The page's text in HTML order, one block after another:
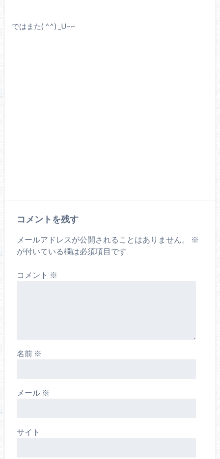
ではまた( ^^) _U~~
コメントを残す
メールアドレスが公開されることはありません。
※
が付いている欄は必須項目です
コメント ※
名前 ※
メール ※
サイト